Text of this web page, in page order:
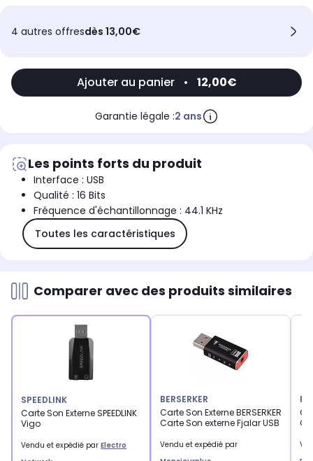
4 autres offresdès 13,00€
Ajouter au panier • 12,00€
Garantie légale :2 ans
Les points forts du produit
Interface : USB
Qualité : 16 Bits
Fréquence d'échantillonnage : 44.1 KHz
Toutes les caractéristiques
Comparer avec des produits similaires
SPEEDLINK
Carte Son Externe SPEEDLINK
Vigo
Vendu et expédié par Electro
BERSERKER
Carte Son Externe BERSERKER
Carte Son externe Fjalar USB
Vendu et expédié par